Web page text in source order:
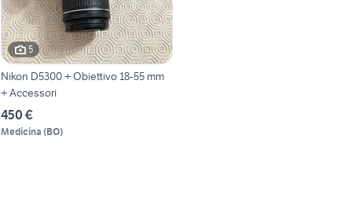
5
Nikon D5300 + Obiettivo 18-55 mm
+ Accessori
450 €
Medicina (BO)